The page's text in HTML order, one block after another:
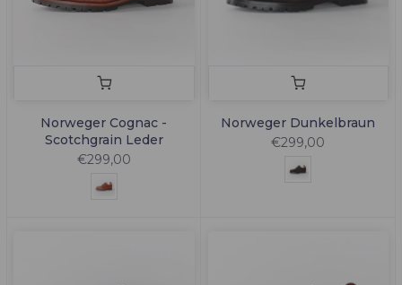
Norweger Cognac -
Scotchgrain Leder
€299,00
Norweger Dunkelbraun
€299,00